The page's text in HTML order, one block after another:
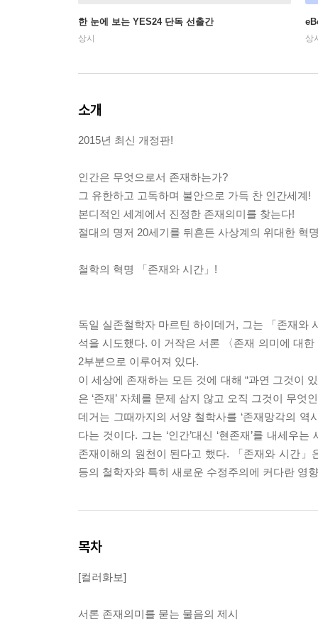
한 눈에 보는 YES24 단독 선출간
상시 상
소개
2015년 최신 개정판!
인간은 무엇으로서 존재하는가?
그 유한하고 고독하며 불안으로 가득 찬 인간세계!
본디적인 세계에서 진정한 존재의미를 찾는다!
절대의 명저 20세기를 뒤흔든 사상계의 위대한 혁
철학의 혁명 「존재와 시간」!
독일 실존철학자 마르틴 하이데거, 그는 「존재와
석을 시도했다. 이 거작은 서론 〈존재 의미에 대
2부분으로 이루어져 있다.
이 세상에 존재하는 모든 것에 대해 “과연 그것이
은 ‘존재’ 자체를 문제 삼지 않고 오직 그것이 무엇
데거는 그때까지의 서양 철학사를 ‘존재망각의
다는 것이다. 그는 ‘인간’대신 ‘현존재’를 내세우
존재이해의 원천이 된다고 했다. 「존재와 시간
등의 철학자와 특히 새로운 수정주의에 커다란 영
목차
[컬러화보]
서론 존재의미를 묻는 물음의 제시